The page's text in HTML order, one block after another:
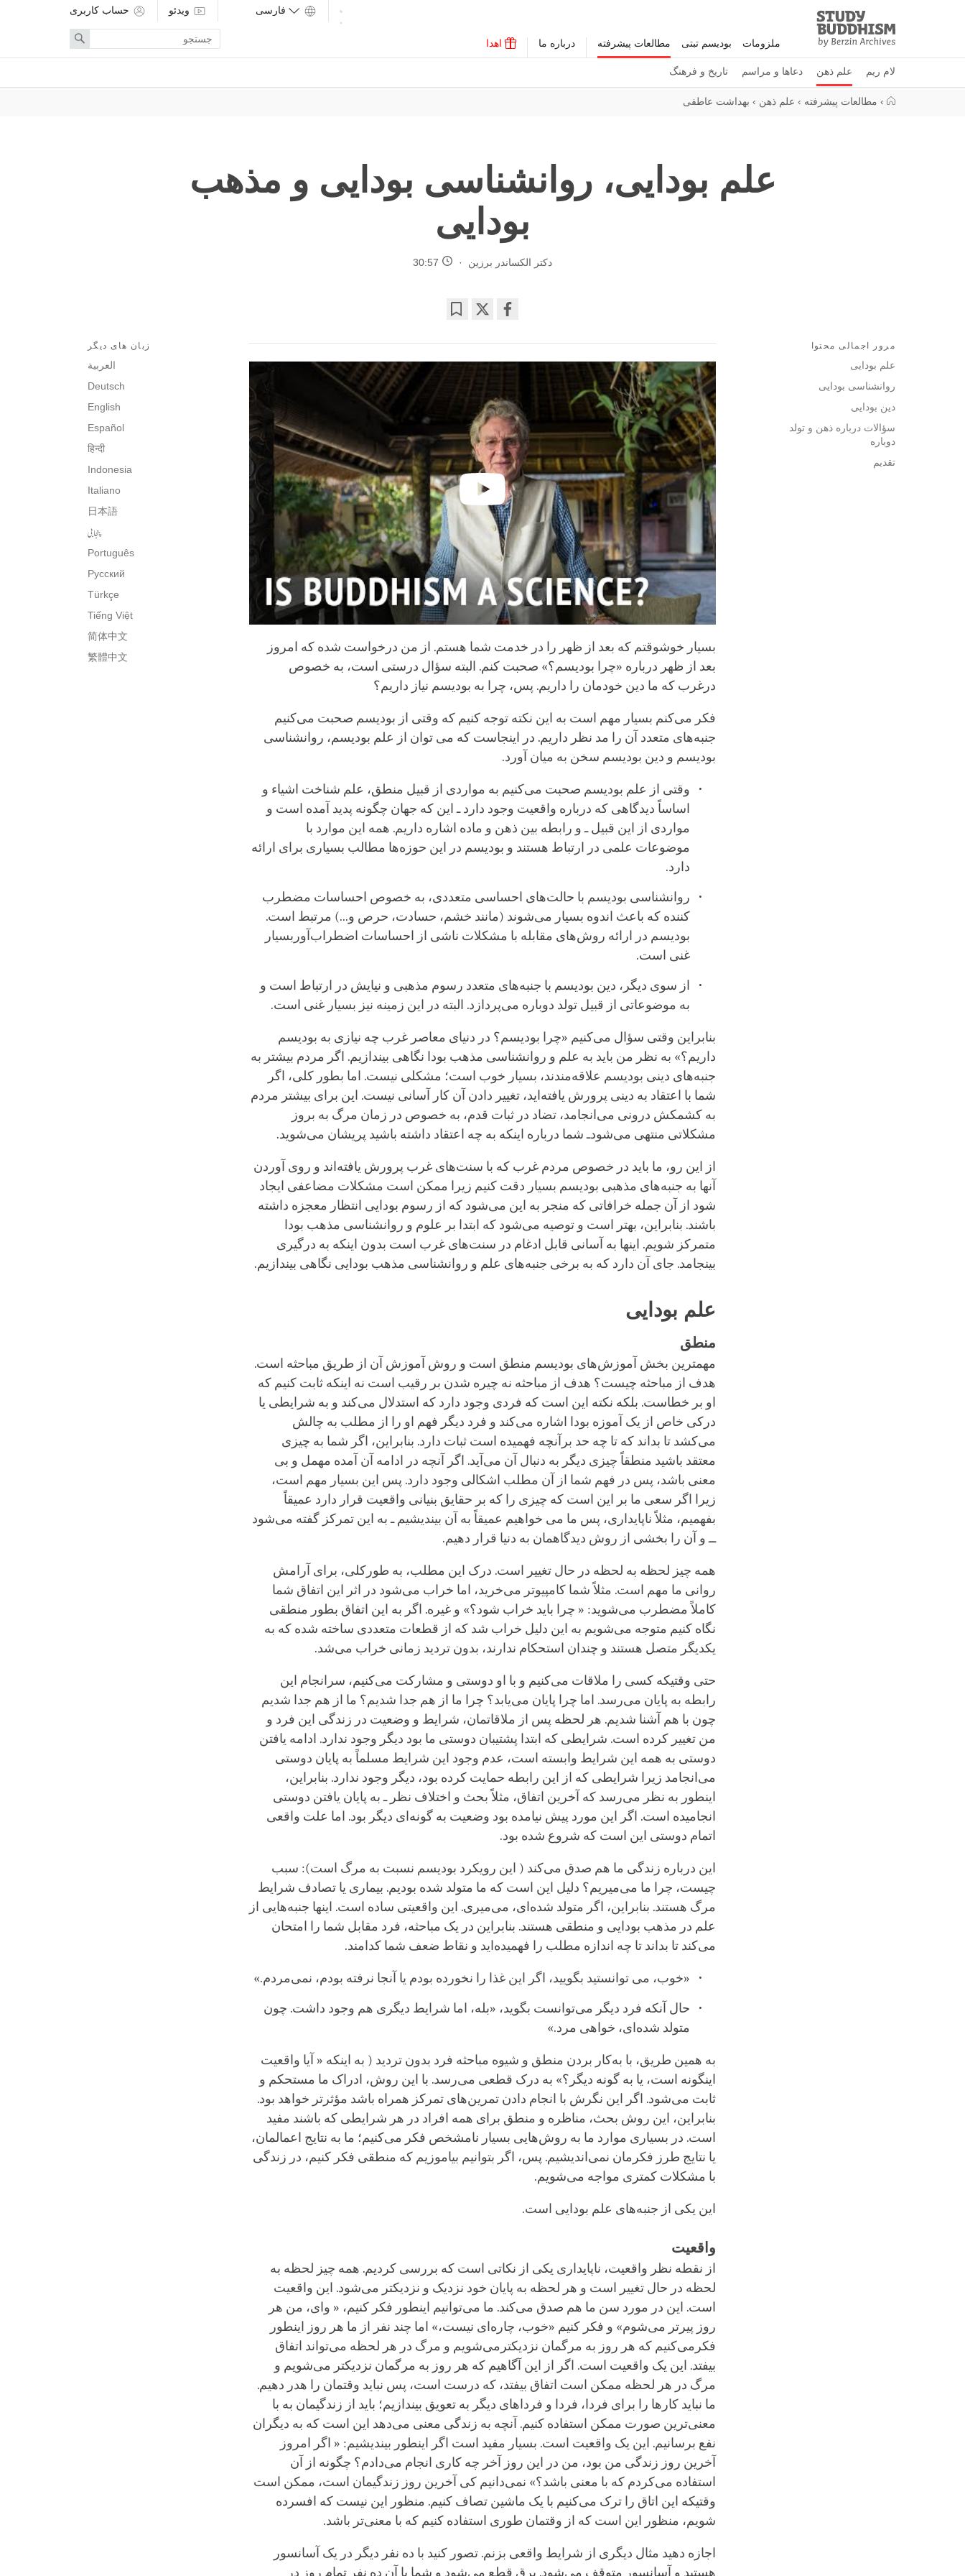
Study
Buddhism
Home
ملزومات بودیسم تبتی مطالعات پیشرفته
لام ریم علم ذهن دعاها و مراسم تاریخ و فرهنگ
درباره ما اهدا
ویدئو حساب کاربری
search
term
Search
› مطالعات پیشرفته › علم ذهن › بهداشت عاطفی
علم بودایی، روانشناسی بودایی و مذهب
بودایی
دکتر الکساندر برزین 30:57
on
facebook
مرور اجمالی محتوا
علم بودایی
روانشناسی بودایی
دین بودایی
سؤالات درباره ذهن و تولد
دوباره
تقدیم
زبان های دیگر
العربية
Deutsch
English
Español
हिन्दी
Indonesia
Italiano
日本語
پنجابی
Português
Русский
Türkçe
Tiếng Việt
简体中文
繁體中文
بسیار خوشوقتم که بعد از ظهر را در خدمت شما هستم. از من درخواست شده که امروز
بعد از ظهر درباره «چرا بودیسم؟» صحبت کنم. البته سؤال درستی است، به خصوص
درغرب که ما دین خودمان را داریم. پس، چرا به بودیسم نیاز داریم؟
فکر می‌کنم بسیار مهم است به این نکته توجه کنیم که وقتی از بودیسم صحبت می‌کنیم
جنبه‌های متعدد آن را مد نظر داریم. در اینجاست که می توان از علم بودیسم، روانشناسی
بودیسم و دین بودیسم سخن به میان آورد.
وقتی از علم بودیسم صحبت می‌کنیم به مواردی از قبیل منطق، علم شناخت اشیاء و
اساساً دیدگاهی که درباره واقعیت وجود دارد ـ این که جهان چگونه پدید آمده است و
مواردی از این قبیل ـ و رابطه بین ذهن و ماده اشاره داریم. همه این موارد با
موضوعات علمی در ارتباط هستند و بودیسم در این حوزه‌ها مطالب بسیاری برای ارائه
دارد.
روانشناسی بودیسم با حالت‌های احساسی متعددی، به خصوص احساسات مضطرب
کننده که باعث اندوه بسیار می‌شوند (مانند خشم، حسادت، حرص و...) مرتبط است.
بودیسم در ارائه روش‌های مقابله با مشکلات ناشی از احساسات اضطراب‌آوربسیار
غنی است.
از سوی دیگر، دین بودیسم با جنبه‌های متعدد رسوم مذهبی و نیایش در ارتباط است و
به موضوعاتی از قبیل تولد دوباره می‌پردازد. البته در این زمینه نیز بسیار غنی است.
بنابراین وقتی سؤال می‌کنیم «چرا بودیسم؟ در دنیای معاصر غرب چه نیازی به بودیسم
داریم؟» به نظر من باید به علم و روانشناسی مذهب بودا نگاهی بیندازیم. اگر مردم بیشتر به
جنبه‌های دینی بودیسم علاقه‌مندند، بسیار خوب است؛ مشکلی نیست. اما بطور کلی، اگر
شما با اعتقاد به دینی پرورش یافته‌اید، تغییر دادن آن کار آسانی نیست. این برای بیشتر مردم
به کشمکش درونی می‌انجامد، تضاد در ثبات قدم، به خصوص در زمان مرگ به بروز
مشکلاتی منتهی می‌شودـ شما درباره اینکه به چه اعتقاد داشته باشید پریشان می‌شوید.
از این رو، ما باید در خصوص مردم غرب که با سنت‌های غرب پرورش یافته‌اند و روی آوردن
آنها به جنبه‌های مذهبی بودیسم بسیار دقت کنیم زیرا ممکن است مشکلات مضاعفی ایجاد
شود از آن جمله خرافاتی که منجر به این می‌شود که از رسوم بودایی انتظار معجزه داشته
باشند. بنابراین، بهتر است و توصیه می‌شود که ابتدا بر علوم و روانشناسی مذهب بودا
متمرکز شویم. اینها به آسانی قابل ادغام در سنت‌های غرب است بدون اینکه به درگیری
بینجامد. جای آن دارد که به برخی جنبه‌های علم و روانشناسی مذهب بودایی نگاهی بیندازیم.
علم بودایی
منطق
مهمترین بخش آموزش‌های بودیسم منطق است و روش آموزش آن از طریق مباحثه است.
هدف از مباحثه چیست؟ هدف از مباحثه نه چیره شدن بر رقیب است نه اینکه ثابت کنیم که
او بر خطاست. بلکه نکته این است که فردی وجود دارد که استدلال می‌کند و به شرایطی یا
درکی خاص از یک آموزه بودا اشاره می‌کند و فرد دیگر فهم او را از مطلب به چالش
می‌کشد تا بداند که تا چه حد برآنچه فهمیده ‌است ثبات دارد. بنابراین، اگر شما به چیزی
معتقد باشید منطقاً چیزی دیگر به دنبال آن می‌آید. اگر آنچه در ادامه آن آمده مهمل و بی
معنی باشد، پس در فهم شما از آن مطلب اشکالی وجود دارد. پس این بسیار مهم است،
زیرا اگر سعی ما بر این است که چیزی را که بر حقایق بنیانی واقعیت قرار دارد عمیقاً
بفهمیم، مثلاً ناپایداری، پس ما می خواهیم عمیقاً به آن بیندیشیم ـ به این تمرکز گفته می‌شود
ــ و آن را بخشی از روش دیدگاهمان به دنیا قرار دهیم.
همه چیز لحظه به لحظه در حال تغییر است. درک این مطلب، به طورکلی، برای آرامش
روانی ما مهم است. مثلاً شما کامپیوتر می‌خرید، اما خراب می‌شود در اثر این اتفاق شما
کاملاً مضطرب می‌شوید: « چرا باید خراب شود؟» و غیره. اگر به این اتفاق بطور منطقی
نگاه کنیم متوجه می‌شویم به این دلیل خراب شد که از قطعات متعددی ساخته شده که به
یکدیگر متصل هستند و چندان استحکام ندارند، بدون تردید زمانی خراب می‌شد.
حتی وقتیکه کسی را ملاقات می‌کنیم و با او دوستی و مشارکت می‌کنیم، سرانجام این
رابطه به پایان می‌رسد. اما چرا پایان می‌یابد؟ چرا ما از هم جدا شدیم؟ ما از هم جدا شدیم
چون با هم آشنا شدیم. هر لحظه پس از ملاقاتمان، شرایط و وضعیت در زندگی این فرد و
من تغییر کرده است. شرایطی که ابتدا پشتیبان دوستی ما بود دیگر وجود ندارد. ادامه یافتن
دوستی به همه این شرایط وابسته است، عدم وجود این شرایط مسلماً به پایان دوستی
می‌انجامد زیرا شرایطی که از این رابطه حمایت کرده بود، دیگر وجود ندارد. بنابراین،
اینطور به نظر می‌رسد که آخرین اتفاق، مثلاً بحث و اختلاف نظر ـ به پایان یافتن دوستی
انجامیده است. اگر این مورد پیش نیامده بود وضعیت به گونه‌ای دیگر بود. اما علت واقعی
اتمام دوستی این است که شروع شده بود.
این درباره زندگی ما هم صدق می‌کند ( این رویکرد بودیسم نسبت به مرگ است): سبب
چیست، چرا ما می‌میریم؟ دلیل این است که ما متولد شده بودیم. بیماری یا تصادف شرایط
مرگ هستند. بنابراین، اگر متولد شده‌ای، می‌میری. این واقعیتی ساده است. اینها جنبه‌هایی از
علم در مذهب بودایی و منطقی هستند. بنابراین در یک مباحثه، فرد مقابل شما را امتحان
می‌کند تا بداند تا چه اندازه مطلب را فهمیده‌اید و نقاط ضعف شما کدامند.
«خوب، می توانستید بگویید، اگر این غذا را نخورده بودم یا آنجا نرفته بودم، نمی‌مردم.»
حال آنکه فرد دیگر می‌توانست بگوید، «بله، اما شرایط دیگری هم وجود داشت. چون
متولد شده‌ای، خواهی مرد.»
به همین طریق، با به‌کار بردن منطق و شیوه مباحثه فرد بدون تردید ( به اینکه « آیا واقعیت
اینگونه است، یا به گونه دیگر؟» به درک قطعی می‌رسد. با این روش، ادراک ما مستحکم و
ثابت می‌شود. اگر این نگرش با انجام دادن تمرین‌های تمرکز همراه باشد مؤثرتر خواهد بود.
بنابراین، این روش بحث، مناظره و منطق برای همه افراد در هر شرایطی که باشند مفید
است. در بسیاری موارد ما به روش‌هایی بسیار نامشخص فکر می‌کنیم؛ ما به نتایج اعمالمان،
یا نتایج طرز فکرمان نمی‌اندیشیم. پس، اگر بتوانیم بیاموزیم که منطقی فکر کنیم، در زندگی
با مشکلات کمتری مواجه می‌شویم.
این یکی از جنبه‌های علم بودایی است.
واقعیت
از نقطه نظر واقعیت، ناپایداری یکی از نکاتی است که بررسی کردیم. همه چیز لحظه به
لحظه در حال تغییر است و هر لحظه به پایان خود نزدیک و نزدیکتر می‌شود. این واقعیت
است. این در مورد سن ما هم صدق می‌کند. ما می‌توانیم اینطور فکر کنیم، « وای، من هر
روز پیرتر می‌شوم» و فکر کنیم «خوب، چاره‌ای نیست،» اما چند نفر از ما هر روز اینطور
فکرمی‌کنیم که هر روز به مرگمان نزدیکترمی‌شویم و مرگ در هر لحظه می‌تواند اتفاق
بیفتد. این یک واقعیت است. اگر از این آگاهیم که هر روز به مرگمان نزدیکتر می‌شویم و
مرگ در هر لحظه ممکن است اتفاق بیفتد، که درست است، پس نباید وقتمان را هدر دهیم.
ما نباید کارها را برای فردا، فردا و فرداهای دیگر به تعویق بیندازیم؛ باید از زندگیمان به با
معنی‌ترین صورت ممکن استفاده کنیم. آنچه به زندگی معنی می‌دهد این است که به دیگران
نفع برسانیم. این یک واقعیت است. بسیار مفید است اگر اینطور بیندیشیم: « اگر امروز
آخرین روز زندگی من بود، من در این روز آخر چه کاری انجام می‌دادم؟ چگونه از آن
استفاده می‌کردم که با معنی باشد؟» نمی‌دانیم کی آخرین روز زندگیمان است، ممکن است
وقتیکه این اتاق را ترک می‌کنیم با یک ماشین تصاف کنیم. منظور این نیست که افسرده
شویم، منظور این است که از وقتمان طوری استفاده کنیم که با معنی‌تر باشد.
اجازه دهید مثال دیگری از شرایط واقعی بزنم. تصور کنید با ده نفر دیگر در یک آسانسور
هستید و آسانسور متوقف می‌شود. برق قطع می‌شود و شما با آن ده نفر تمام روز در